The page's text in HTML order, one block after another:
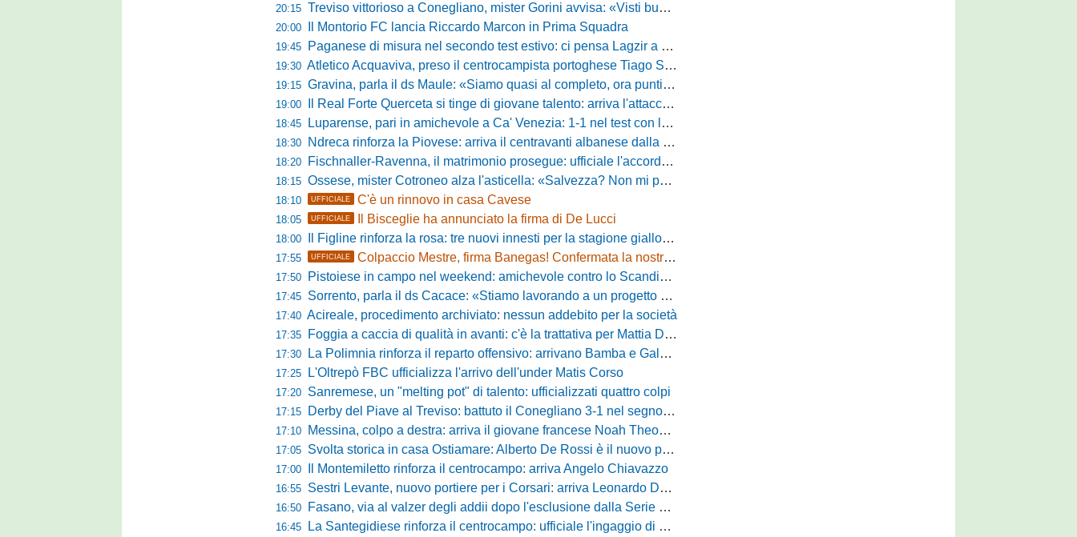
20:15 Treviso vittorioso a Conegliano, mister Gorini avvisa: «Visti buoni spunti, ma c'è ancora tanto da lavorare»
20:00 Il Montorio FC lancia Riccardo Marcon in Prima Squadra
19:45 Paganese di misura nel secondo test estivo: ci pensa Lagzir a piegare l'Equipe Campania
19:30 Atletico Acquaviva, preso il centrocampista portoghese Tiago Santos
19:15 Gravina, parla il ds Maule: «Siamo quasi al completo, ora puntiamo sugli esterni d'attacco»
19:00 Il Real Forte Querceta si tinge di giovane talento: arriva l'attaccante Lucchesi
18:45 Luparense, pari in amichevole a Ca' Venezia: 1-1 nel test con la Primavera lagunare
18:30 Ndreca rinforza la Piovese: arriva il centravanti albanese dalla serie D
18:20 Fischnaller-Ravenna, il matrimonio prosegue: ufficiale l'accordo quinquennale per l'attacco
18:15 Ossese, mister Cotroneo alza l'asticella: «Salvezza? Non mi pongo limiti, voglio vincere più partite possibile»
18:10 UFFICIALE C'è un rinnovo in casa Cavese
18:05 UFFICIALE Il Bisceglie ha annunciato la firma di De Lucci
18:00 Il Figline rinforza la rosa: tre nuovi innesti per la stagione gialloblù
17:55 UFFICIALE Colpaccio Mestre, firma Banegas! Confermata la nostra anteprima
17:50 Pistoiese in campo nel weekend: amichevole contro lo Scandicci allo stadio Strulli di Monsummano
17:45 Sorrento, parla il ds Cacace: «Stiamo lavorando a un progetto ambizioso»
17:40 Acireale, procedimento archiviato: nessun addebito per la società
17:35 Foggia a caccia di qualità in avanti: c'è la trattativa per Mattia Della Morte
17:30 La Polimnia rinforza il reparto offensivo: arrivano Bamba e Galeota
17:25 L'Oltrepò FBC ufficializza l'arrivo dell'under Matis Corso
17:20 Sanremese, un "melting pot" di talento: ufficializzati quattro colpi
17:15 Derby del Piave al Treviso: battuto il Conegliano 3-1 nel segno di Gerbi e Vita
17:10 Messina, colpo a destra: arriva il giovane francese Noah Theodore
17:05 Svolta storica in casa Ostiamare: Alberto De Rossi è il nuovo presidente biancoviola
17:00 Il Montemiletto rinforza il centrocampo: arriva Angelo Chiavazzo
16:55 Sestri Levante, nuovo portiere per i Corsari: arriva Leonardo De Franceschi
16:50 Fasano, via al valzer degli addii dopo l'esclusione dalla Serie D: Salzano verso una big campana
16:45 La Santegidiese rinforza il centrocampo: ufficiale l'ingaggio di Luca Scimia